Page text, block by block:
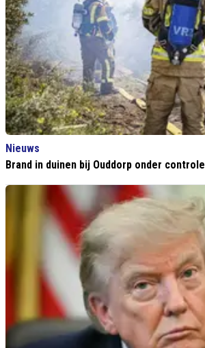
Nieuws
Brand in duinen bij Ouddorp onder controle